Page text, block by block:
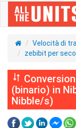
Velocità di
zebibit per
(binario) in
Nibble/s)